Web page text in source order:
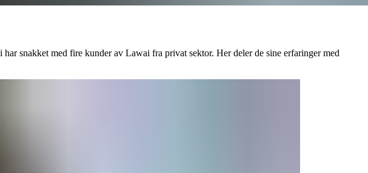
snakket med fire kunder av Lawai fra privat sektor. Her deler de sine erfaringer med